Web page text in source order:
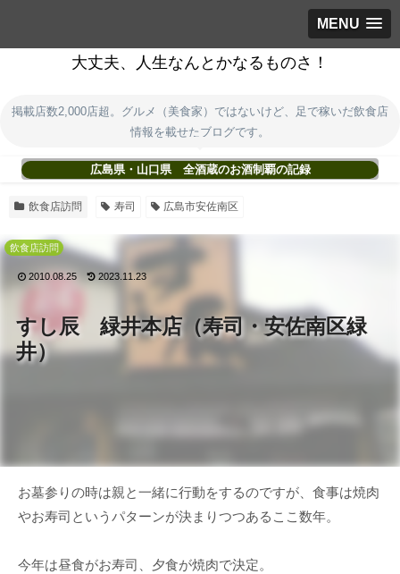
MENU
大丈夫、人生なんとかなるものさ！
掲載店数2,000店超。グルメ（美食家）ではないけど、足で稼いだ飲食店
情報を載せたブログです。
広島県・山口県 全酒蔵のお酒制覇の記録
飲食店訪問 寿司 広島市安佐南区
すし辰 緑井本店（寿司・安佐南区緑
井）
飲食店訪問
2010.08.25 2023.11.23
お墓参りの時は親と一緒に行動をするのですが、食事は焼肉
やお寿司というパターンが決まりつつあるここ数年。
今年は昼食がお寿司、夕食が焼肉で決定。